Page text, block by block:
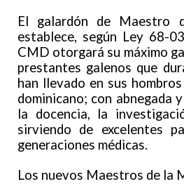
El galardón de Maestro
establece, según Ley 68-
CMD otorgará su máximo
prestantes galenos que
han llevado en sus
dominicano; con abnegada
la docencia, la
sirviendo de excelentes
generaciones médicas.
Los nuevos Maestros de la